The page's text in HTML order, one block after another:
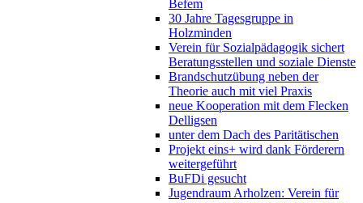
Befem
30 Jahre Tagesgruppe in
Holzminden
Verein für Sozialpädagogik sichert
Beratungsstellen und soziale Dienste
Brandschutzübung neben der
Theorie auch mit viel Praxis
neue Kooperation mit dem Flecken
Delligsen
unter dem Dach des Paritätischen
Projekt eins+ wird dank Förderern
weitergeführt
BuFDi gesucht
Jugendraum Arholzen: Verein für